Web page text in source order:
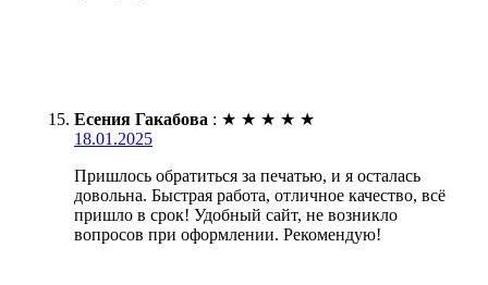
Есения Гакабова : ★ ★ ★ ★ ★
18.01.2025
Пришлось обратиться за печатью, и я осталась
довольна. Быстрая работа, отличное качество, всё
пришло в срок! Удобный сайт, не возникло
вопросов при оформлении. Рекомендую!